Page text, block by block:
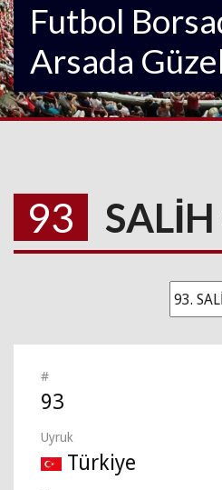
Futbol
Arsada
93
#
93
Uyruk
Türkiye